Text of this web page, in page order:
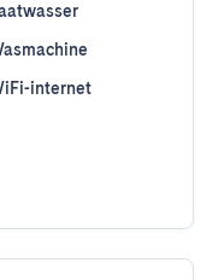
internet